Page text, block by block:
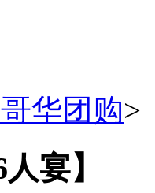
华团购>
宴】